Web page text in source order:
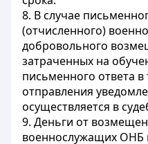
8. В случае
(отчисленного)
добровольного
затраченных на
письменного ответа
отправления
осуществляется в
9. Деньги от
военнослужащих ОНБ